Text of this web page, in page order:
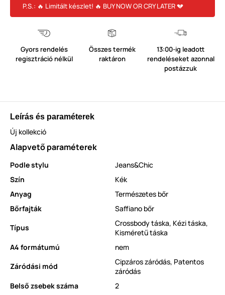
P.S.: 🔥 Limitált készlet! 🔥 BUY NOW OR CRY LATER 💔
Gyors rendelés
regisztráció nélkül
Összes termék
raktáron
13:00-ig leadott
rendeléseket azonnal
postázzuk
Leírás és paraméterek
Új kollekció
Alapvető paraméterek
Podle stylu
Jeans&Chic
Szín
Kék
Anyag
Természetes bőr
Bőrfajták
Saffiano bőr
Típus
Crossbody táska, Kézi táska,
Kisméretű táska
A4 formátumú
nem
Záródási mód
Cipzáros záródás, Patentos
záródás
Belső zsebek száma
2